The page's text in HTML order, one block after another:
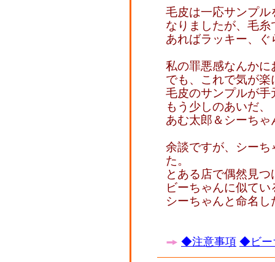
毛皮は一応サンプ
なりましたが、毛
あればラッキー、
私の罪悪感なんか
でも、これで気が楽
毛皮のサンプルが
もう少しのあいだ、
あむ太郎＆シーち
余談ですが、シー
た。
とある店で偶然見
ビーちゃんに似て
シーちゃんと命名し
◆注意事項 ◆ビー